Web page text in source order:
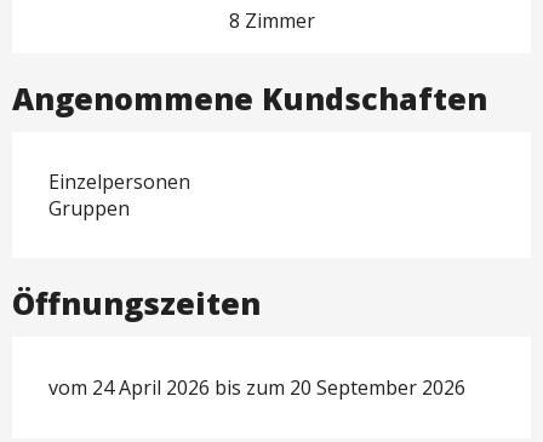
8 Zimmer
Angenommene Kundschaften
Einzelpersonen
Gruppen
Öffnungszeiten
vom 24 April 2026 bis zum 20 September 2026